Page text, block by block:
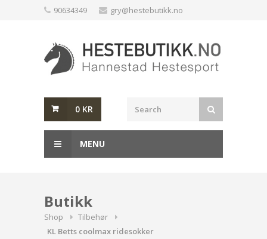
90634349 gry@hestebutikk.no
0 KR
MENU
Butikk
Shop
Tilbehør
KL Betts coolmax ridesokker